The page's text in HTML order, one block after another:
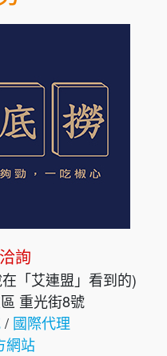
詢
「艾連盟」看到的)
重光街8號
/ 國際代理
網站